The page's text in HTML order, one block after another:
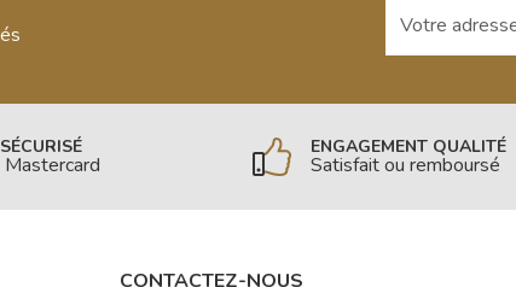
Mastercard
ENGAGEMENT QUALITÉ
Satisfait ou remboursé
CONTACTEZ-NOUS